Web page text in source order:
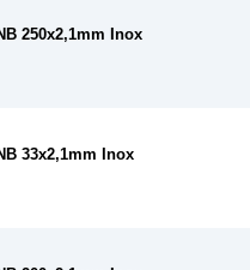
250x2,1mm Inox
33x2,1mm Inox